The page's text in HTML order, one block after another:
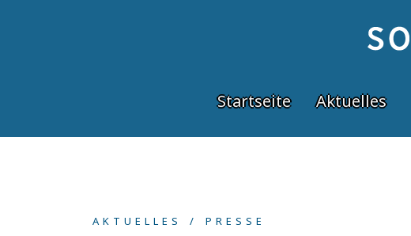
Startseite Aktuelles
AKTUELLES PRESSE